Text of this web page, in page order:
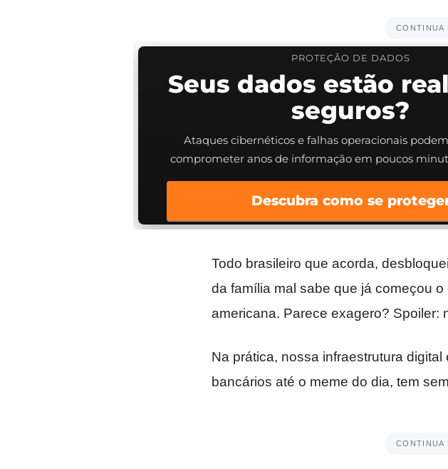
CONTINUA
PROTEÇÃO DE DADOS
Seus dados estão
seguros?
Ataques cibernéticos e falhas operacionais podem
comprometer anos de informação em poucos
Descubra como se
Todo brasileiro que acorda,
da família mal sabe que já começou
americana. Parece exagero? Spoiler:
Na prática, nossa infraestrutura digital
bancários até o meme do dia, tem
CONTINUA